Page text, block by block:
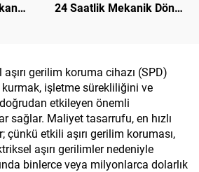
24 Saatlik Mekanik Döngü
gerilim koruma cihazı (SPD)
işletme sürekliliğini ve
etkileyen önemli
sağlar. Maliyet tasarrufu, en hızlı
çünkü etkili aşırı gerilim koruması,
aşırı gerilimler nedeniyle
binlerce veya milyonlarca dolarlık